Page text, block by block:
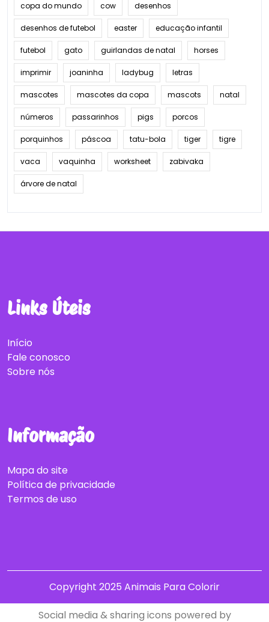
copa do mundo cow desenhos
desenhos de futebol easter educação infantil
futebol gato guirlandas de natal horses
imprimir joaninha ladybug letras
mascotes mascotes da copa mascots natal
números passarinhos pigs porcos
porquinhos páscoa tatu-bola tiger tigre
vaca vaquinha worksheet zabivaka
árvore de natal
Links Úteis
Início
Fale conosco
Sobre nós
Informação
Mapa do site
Política de privacidade
Termos de uso
Copyright 2025 Animais Para Colorir
Social media & sharing icons powered by